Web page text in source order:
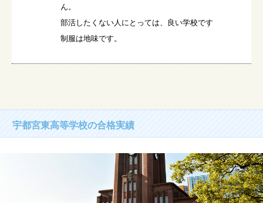
ん。
部活したくない人にとっては、良い学校です
制服は地味です。
宇都宮東高等学校の合格実績